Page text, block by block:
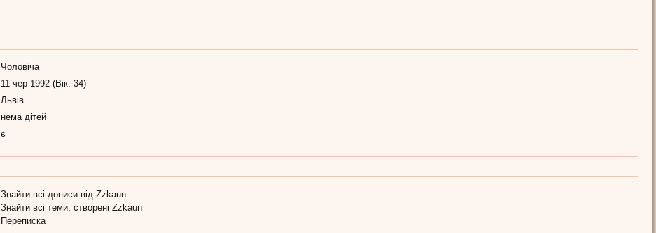
Чоловіча
11 чер 1992 (Вік: 34)
Львів
нема дітей
є
Знайти всі дописи від Zzkaun
Знайти всі теми, створені Zzkaun
Переписка